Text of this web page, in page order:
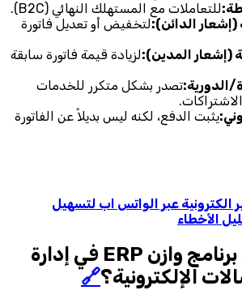
للتعاملات مع المستهلك النهائي (B2C).
(إشعار الدائن):لتخفيض أو تعديل فاتورة
(إشعار المدين):لزيادة قيمة فاتورة سابقة
الدورية:تصدر بشكل متكرر للخدمات
يثبت الدفع، لكنه ليس بديلاً عن الفاتورة
الكترونية عبر الواتس اب لتسهيل
الأخطاء
كيف يساعدك برنامج وازن ERP في إدارة
الإلكترونية؟🔗